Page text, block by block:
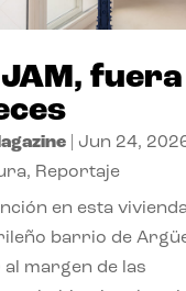
fuera
| Jun 24,
, Reportaje
en esta
barrio de
margen de las